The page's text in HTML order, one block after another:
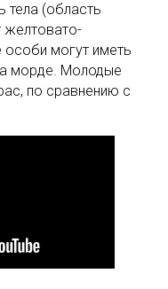
тела (область
желтовато-
особи могут иметь
морде. Молодые
по сравнению с